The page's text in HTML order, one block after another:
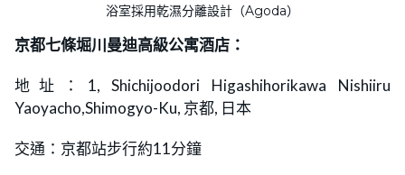
浴室採用乾濕分離設計（Agoda）
京都七條堀川曼迪高級公寓酒店：
地址：1, Shichijoodori Higashihorikawa Nishiiru
Yaoyacho,Shimogyo-Ku, 京都, 日本
交通：京都站步行約11分鐘